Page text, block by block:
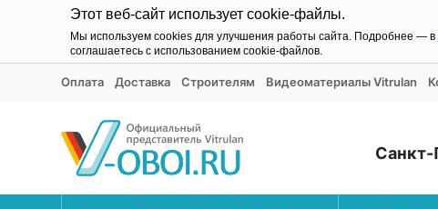
Этот веб-сайт использует cookie-файлы.
Мы используем cookies для улучшения работы сайта. Подробнее — в
соглашаетесь с использованием cookie-файлов.
Оплата Доставка Строителям Видеоматериалы Vitrulan
Санкт-